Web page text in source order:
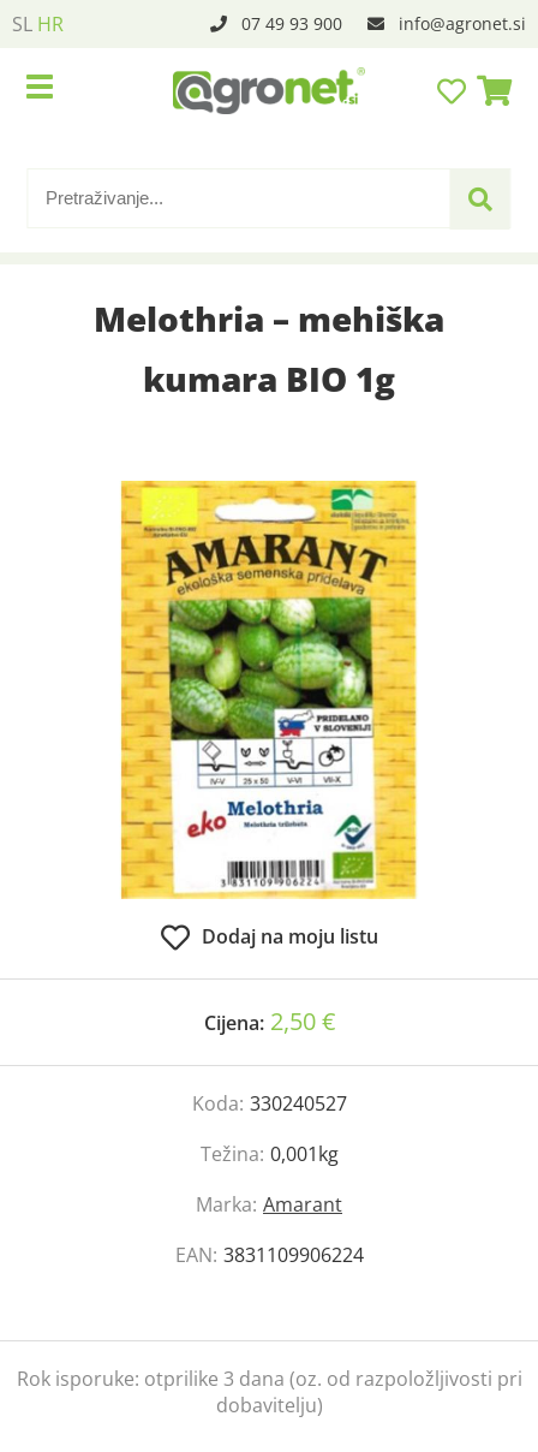
SL HR 07 49 93 900 info agronet.si
Melothria – mehiška
kumara BIO 1g
Dodaj na moju listu
Cijena: 2,50 €
Koda: 330240527
Težina: 0,001kg
Marka: Amarant
EAN: 3831109906224
Rok isporuke: otprilike 3 dana (oz. od razpoložljivosti pri
dobavitelju)